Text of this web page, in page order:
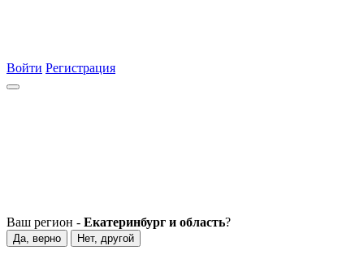
Войти Регистрация
Ваш регион - Екатеринбург и область?
Да, верно Нет, другой